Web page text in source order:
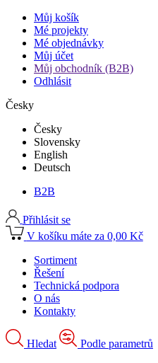
Můj košík
Mé projekty
Mé objednávky
Můj účet
Můj obchodník (B2B)
Odhlásit
Česky
Česky
Slovensky
English
Deutsch
B2B
Přihlásit se
V košíku máte za 0,00 Kč
Sortiment
Řešení
Technická podpora
O nás
Kontakty
Hledat Podle parametrů